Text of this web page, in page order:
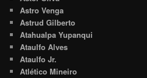
Astro Venga
Astrud Gilberto
Atahualpa Yupanqui
Ataulfo Alves
Ataulfo Jr.
Atlético Mineiro